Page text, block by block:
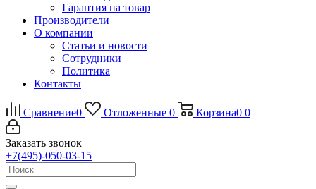
Гарантия на товар
Производители
О компании
Статьи и новости
Сотрудники
Политика
Контакты
Сравнение0 Отложенные 0 Корзина0 0
Заказать звонок
+7(495)-050-03-15